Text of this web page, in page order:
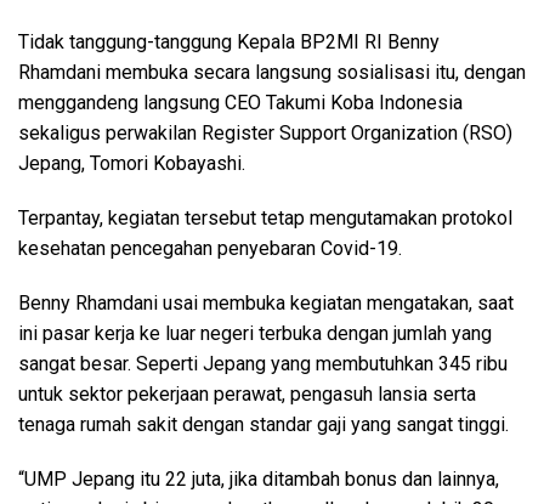
Tidak tanggung-tanggung Kepala BP2MI RI Benny
Rhamdani membuka secara langsung sosialisasi itu, dengan
menggandeng langsung CEO Takumi Koba Indonesia
sekaligus perwakilan Register Support Organization (RSO)
Jepang, Tomori Kobayashi.
Terpantay, kegiatan tersebut tetap mengutamakan protokol
kesehatan pencegahan penyebaran Covid-19.
Benny Rhamdani usai membuka kegiatan mengatakan, saat
ini pasar kerja ke luar negeri terbuka dengan jumlah yang
sangat besar. Seperti Jepang yang membutuhkan 345 ribu
untuk sektor pekerjaan perawat, pengasuh lansia serta
tenaga rumah sakit dengan standar gaji yang sangat tinggi.
“UMP Jepang itu 22 juta, jika ditambah bonus dan lainnya,